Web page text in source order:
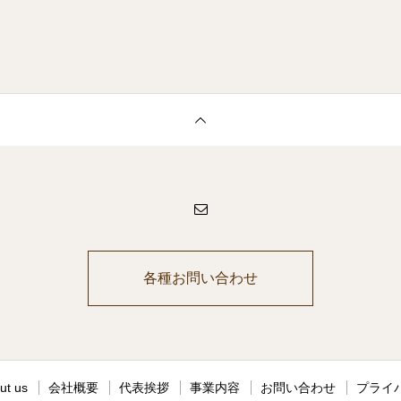
各種お問い合わせ
us 会社概要 代表挨拶 事業内容 お問い合わせ プライ